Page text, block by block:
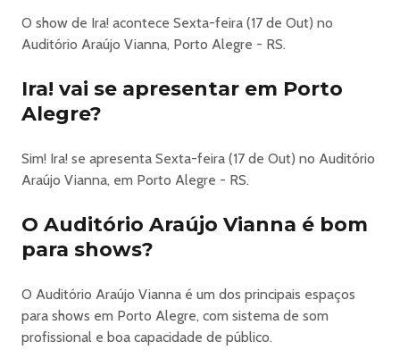
AUDITÓRIO ARAÚJO VIANNA APRESENTA
IRA! ACÚSTICO 20 ANOS
outubro, o show de encerramento da tour “Acústico MTV
20 Anos”. A banda sobe ao nosso palco para apresentar
os grandes sucessos e clássicos do CD e do DVD que
Para celebrar 20 anos deste importante momento, o IRA!
preparou uma turnê especial, revivendo o repertório do
álbum em formato acústico, aproximando ao máximo o
público e matando as saudades dessa experiência incrível.
Neste show revigorado, estarão presentes hits como “O
de clássicos que acompanham a banda há algumas
décadas, como “Envelheço na Cidade”, “Dias de Luta”,
“Flores em Você”, “Nucleo Base”, “15 Anos”, entre outras
O show de Ira! acontece Sexta-feira (17 de Out) no
Auditório Araújo Vianna, Porto Alegre - RS.
Ira! vai se apresentar em Porto
Alegre?
Sim! Ira! se apresenta Sexta-feira (17 de Out) no Auditório
Araújo Vianna, em Porto Alegre - RS.
O Auditório Araújo Vianna é bom
para shows?
O Auditório Araújo Vianna é um dos principais espaços
para shows em Porto Alegre, com sistema de som
profissional e boa capacidade de público.